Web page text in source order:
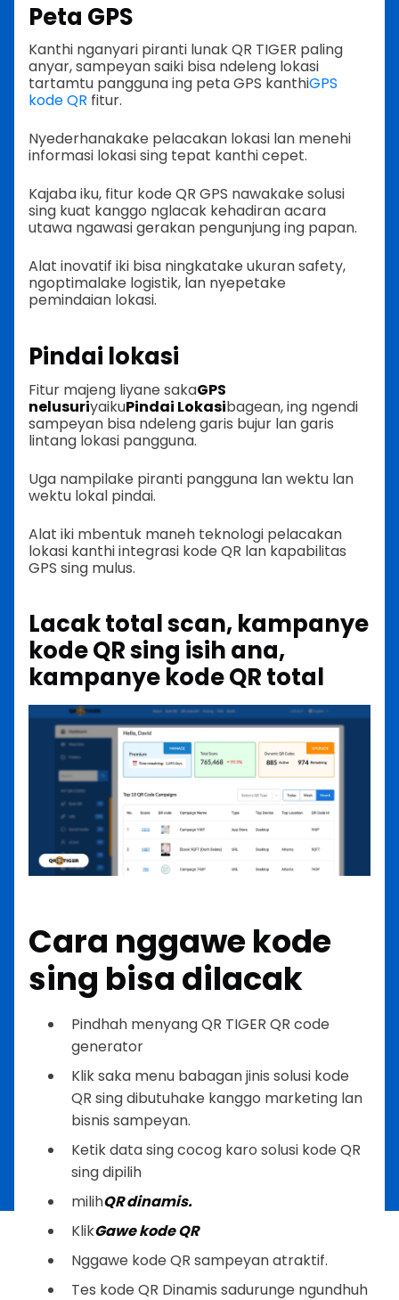
Peta GPS
Kanthi nganyari piranti lunak QR TIGER paling
anyar, sampeyan saiki bisa ndeleng lokasi
tartamtu pangguna ing peta GPS kanthiGPS
kode QR fitur.
Nyederhanakake pelacakan lokasi lan menehi
informasi lokasi sing tepat kanthi cepet.
Kajaba iku, fitur kode QR GPS nawakake solusi
sing kuat kanggo nglacak kehadiran acara
utawa ngawasi gerakan pengunjung ing papan.
Alat inovatif iki bisa ningkatake ukuran safety,
ngoptimalake logistik, lan nyepetake
pemindaian lokasi.
Pindai lokasi
Fitur majeng liyane sakaGPS
nelusuriyaikuPindai Lokasibagean, ing ngendi
sampeyan bisa ndeleng garis bujur lan garis
lintang lokasi pangguna.
Uga nampilake piranti pangguna lan wektu lan
wektu lokal pindai.
Alat iki mbentuk maneh teknologi pelacakan
lokasi kanthi integrasi kode QR lan kapabilitas
GPS sing mulus.
Lacak total scan, kampanye
kode QR sing isih ana,
kampanye kode QR total
Cara nggawe kode
sing bisa dilacak
Pindhah menyang QR TIGER QR code
generator
Klik saka menu babagan jinis solusi kode
QR sing dibutuhake kanggo marketing lan
bisnis sampeyan.
Ketik data sing cocog karo solusi kode QR
sing dipilih
milihQR dinamis.
KlikGawe kode QR
Nggawe kode QR sampeyan atraktif.
Tes kode QR Dinamis sadurunge ngundhuh